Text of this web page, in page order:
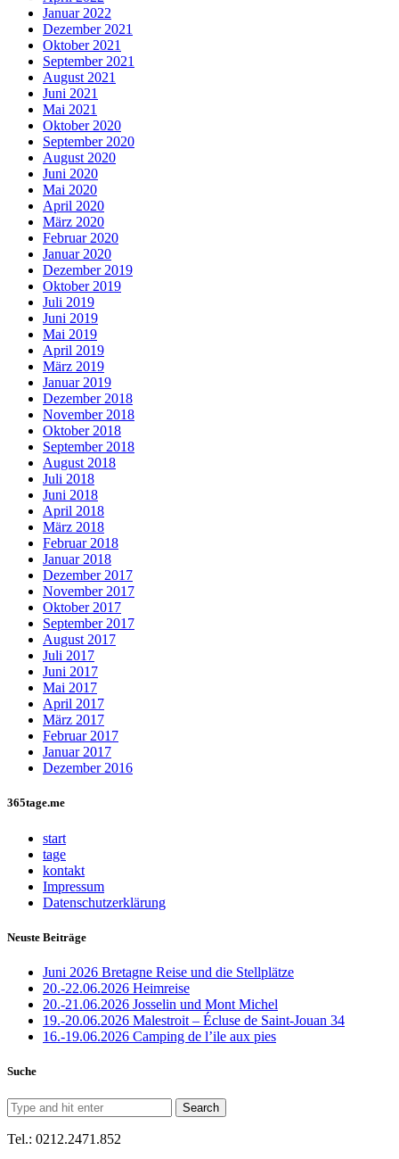
Januar 2022
Dezember 2021
Oktober 2021
September 2021
August 2021
Juni 2021
Mai 2021
Oktober 2020
September 2020
August 2020
Juni 2020
Mai 2020
April 2020
März 2020
Februar 2020
Januar 2020
Dezember 2019
Oktober 2019
Juli 2019
Juni 2019
Mai 2019
April 2019
März 2019
Januar 2019
Dezember 2018
November 2018
Oktober 2018
September 2018
August 2018
Juli 2018
Juni 2018
April 2018
März 2018
Februar 2018
Januar 2018
Dezember 2017
November 2017
Oktober 2017
September 2017
August 2017
Juli 2017
Juni 2017
Mai 2017
April 2017
März 2017
Februar 2017
Januar 2017
Dezember 2016
365tage.me
start
tage
kontakt
Impressum
Datenschutzerklärung
Neuste Beiträge
Juni 2026 Bretagne Reise und die Stellplätze
20.-22.06.2026 Heimreise
20.-21.06.2026 Josselin und Mont Michel
19.-20.06.2026 Malestroit – Écluse de Saint-Jouan 34
16.-19.06.2026 Camping de l’ile aux pies
Suche
Tel.: 0212.2471.852